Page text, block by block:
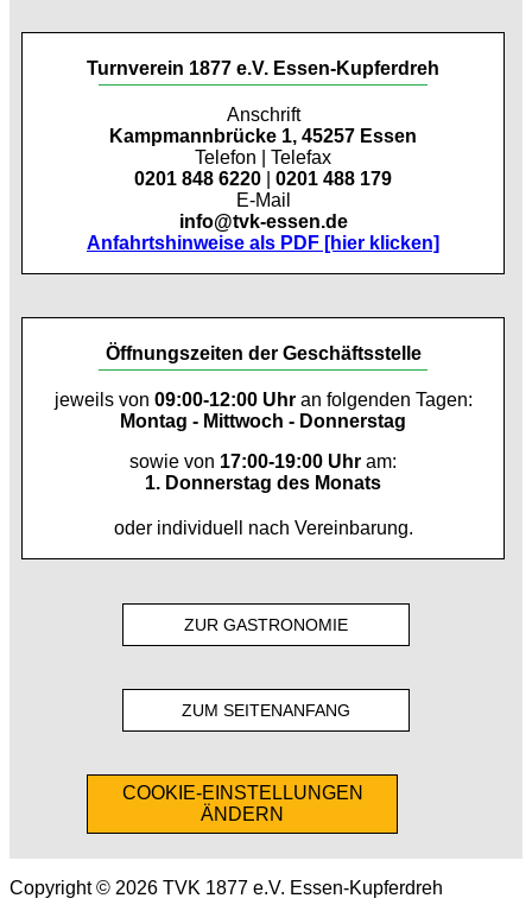
Turnverein 1877 e.V. Essen-Kupferdreh
Anschrift
Kampmannbrücke 1, 45257 Essen
Telefon | Telefax
0201 848 6220
0201 488 179
E-Mail
info@tvk-essen.de
Anfahrtshinweise als PDF [hier klicken]
Öffnungszeiten der Geschäftsstelle
jeweils von 09:00-12:00 Uhran folgenden Tagen:
Montag - Mittwoch - Donnerstag
sowie von 17:00-19:00 Uhr am:
1. Donnerstag des Monats
oder individuell nach Vereinbarung.
ZUR GASTRONOMIE
ZUM SEITENANFANG
COOKIE-EINSTELLUNGEN
ÄNDERN
Copyright © 2026 TVK 1877 e.V. Essen-Kupferdreh